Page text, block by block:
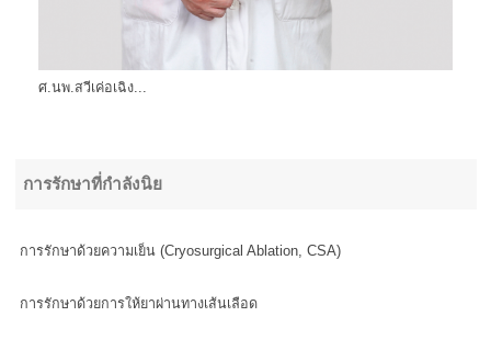
ศ.นพ.สวีเค่อเฉิง...
การรักษาที่กำลังนิย
การรักษาด้วยความเย็น (Cryosurgical Ablation, CSA)
การรักษาด้วยการให้ยาผ่านทางเส้นเลือด